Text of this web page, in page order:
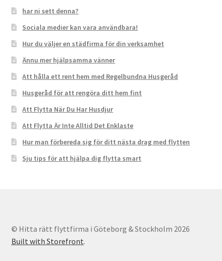
har ni sett denna?
Sociala medier kan vara användbara!
Hur du väljer en städfirma för din verksamhet
Ännu mer hjälpsamma vänner
Att hålla ett rent hem med Regelbundna Husgeråd
Husgeråd för att rengöra ditt hem fint
Att Flytta När Du Har Husdjur
Att Flytta Är Inte Alltid Det Enklaste
Hur man förbereda sig för ditt nästa drag med flytten
Sju tips för att hjälpa dig flytta smart
© Hitta rätt flyttfirma i Göteborg & Stockholm 2026
Built with Storefront.